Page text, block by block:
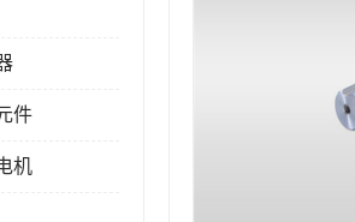
件
机